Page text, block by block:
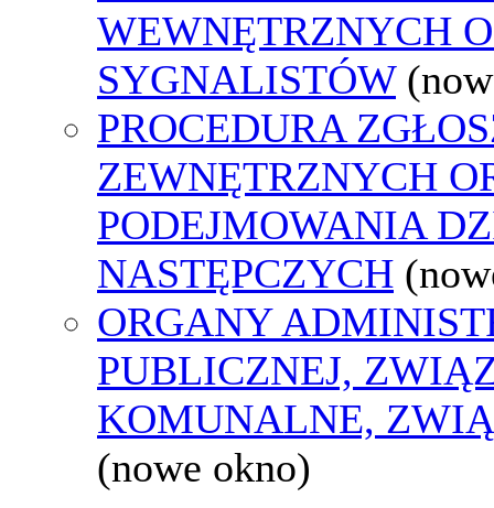
WEWNĘTRZNYCH
SYGNALISTÓW
PROCEDURA
ZEWNĘTRZNYCH
PODEJMOWANIA
NASTĘPCZYCH
ORGANY
PUBLICZNEJ,
KOMUNALNE,
(nowe okno)